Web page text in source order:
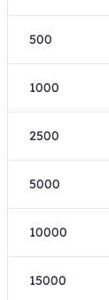
500
1000
2500
5000
10000
15000